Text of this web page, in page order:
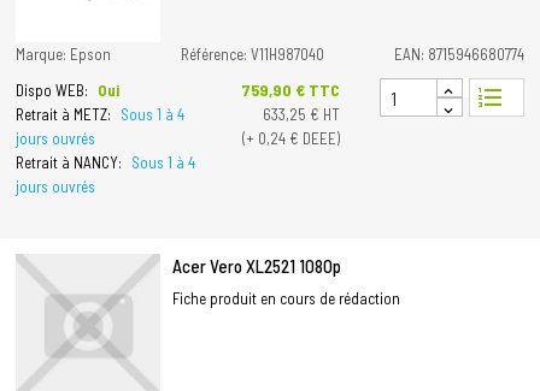
Marque: Epson Référence: V11H987040
EAN: 8715946680774
Dispo WEB:
Oui
Retrait à METZ:
Sous 1 à 4
jours ouvrés
Retrait à NANCY:
Sous 1 à 4
jours ouvrés
Prix
759,90 € TTC
633,25 € HT
(+ 0,24 € DEEE)
format_list_numbered
Acer Vero XL2521 1080p
Fiche produit en cours de rédaction